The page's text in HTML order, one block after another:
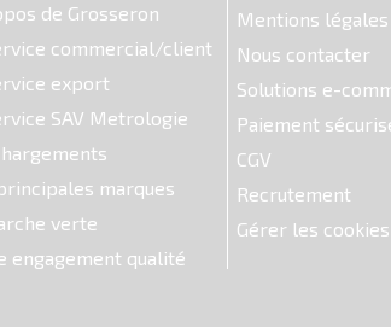
de Grosseron
commercial/client
export
SAV Metrologie
marques
verte
engagement qualité
Mentions légales
Nous contacter
Solutions e-
Paiement
CGV
Recrutement
Gérer les cookies